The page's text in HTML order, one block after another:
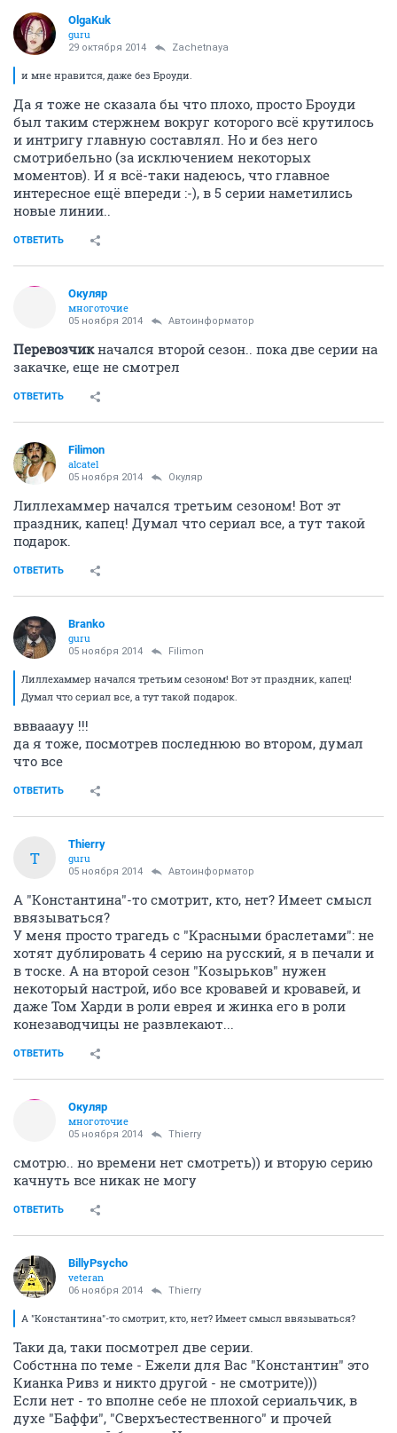
OlgaKuk
guru
29 октября 2014 Zachetnaya
и мне нравится, даже без Броуди.
Да я тоже не сказала бы что плохо, просто Броуди
был таким стержнем вокруг которого всё крутилось
и интригу главную составлял. Но и без него
смотрибельно (за исключением некоторых
моментов). И я всё-таки надеюсь, что главное
интересное ещё впереди :-), в 5 серии наметились
новые линии..
ОТВЕТИТЬ
Окуляр
многоточие
05 ноября 2014 Автоинформатор
Перевозчикначался второй сезон.. пока две серии на
закачке, еще не смотрел
ОТВЕТИТЬ
Filimon
alcatel
05 ноября 2014 Окуляр
Лиллехаммер начался третьим сезоном! Вот эт
праздник, капец! Думал что сериал все, а тут такой
подарок.
ОТВЕТИТЬ
Branko
guru
05 ноября 2014 Filimon
Лиллехаммер начался третьим сезоном! Вот эт праздник, капец!
Думал что сериал все, а тут такой подарок.
вввааауу !!!
да я тоже, посмотрев последнюю во втором, думал
что все
ОТВЕТИТЬ
T
Thierry
guru
05 ноября 2014 Автоинформатор
А "Константина"-то смотрит, кто, нет? Имеет смысл
ввязываться?
У меня просто трагедь с "Красными браслетами": не
хотят дублировать 4 серию на русский, я в печали и
в тоске. А на второй сезон "Козырьков" нужен
некоторый настрой, ибо все кровавей и кровавей, и
даже Том Харди в роли еврея и жинка его в роли
конезаводчицы не развлекают...
ОТВЕТИТЬ
Окуляр
многоточие
05 ноября 2014 Thierry
смотрю.. но времени нет смотреть)) и вторую серию
качнуть все никак не могу
ОТВЕТИТЬ
BillyPsycho
veteran
06 ноября 2014 Thierry
А "Константина"-то смотрит, кто, нет? Имеет смысл ввязываться?
Таки да, таки посмотрел две серии.
Собстнна по теме - Ежели для Вас "Константин" это
Кианка Ривз и никто другой - не смотрите)))
Если нет - то вполне себе не плохой сериальчик, в
духе "Баффи", "Сверхъестественного" и прочей